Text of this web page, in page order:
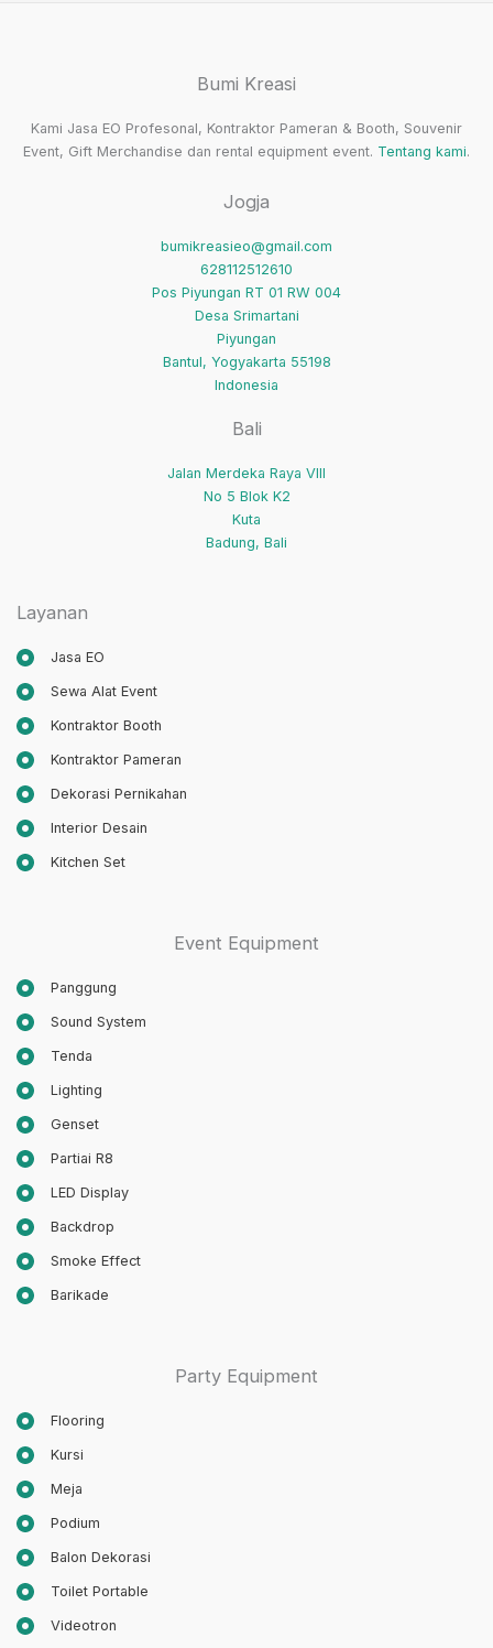
EO
Bumi Kreasi
Kami Jasa EO Profesonal, Kontraktor Pameran & Booth, Souvenir
Event, Gift Merchandise dan rental equipment event. Tentang kami.
Jogja
bumikreasieo@gmail.com
628112512610
Pos Piyungan RT 01 RW 004
Desa Srimartani
Piyungan
Bantul, Yogyakarta 55198
Indonesia
Bali
Jalan Merdeka Raya VIII
No 5 Blok K2
Kuta
Badung, Bali
Layanan
Jasa EO
Sewa Alat Event
Kontraktor Booth
Kontraktor Pameran
Dekorasi Pernikahan
Interior Desain
Kitchen Set
Event Equipment
Panggung
Sound System
Tenda
Lighting
Genset
Partiai R8
LED Display
Backdrop
Smoke Effect
Barikade
Party Equipment
Flooring
Kursi
Meja
Podium
Balon Dekorasi
Toilet Portable
Videotron